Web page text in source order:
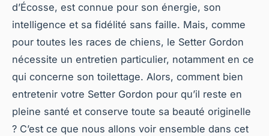
d’Écosse, est connue pour son énergie, son
intelligence et sa fidélité sans faille. Mais, comme
pour toutes les races de chiens, le Setter Gordon
nécessite un entretien particulier, notamment en ce
qui concerne son toilettage. Alors, comment bien
entretenir votre Setter Gordon pour qu’il reste en
pleine santé et conserve toute sa beauté originelle
? C’est ce que nous allons voir ensemble dans cet